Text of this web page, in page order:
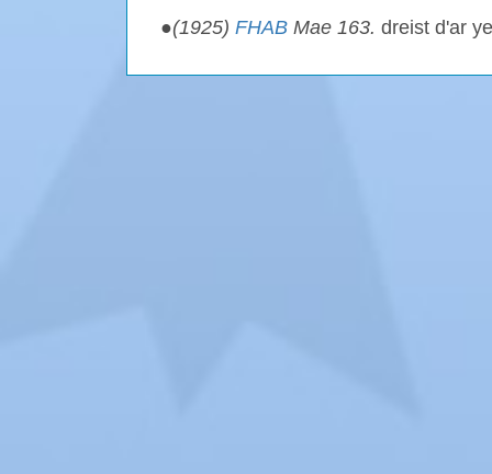
●(1925) FHAB Mae 163. dreist d'ar